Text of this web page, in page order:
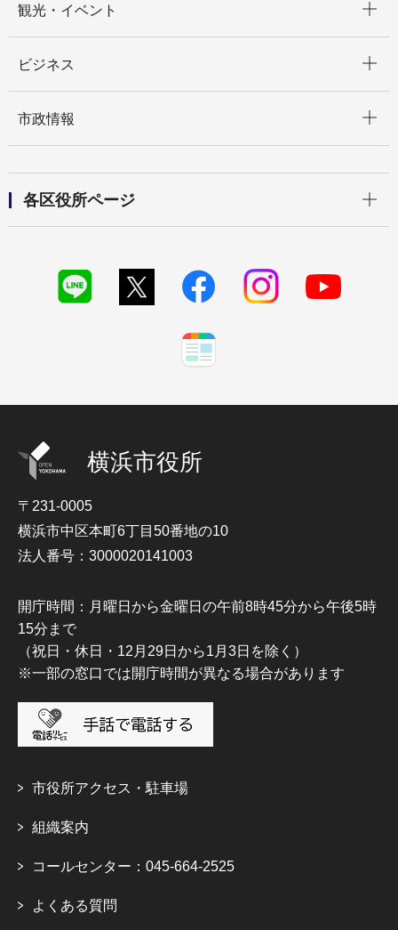
観光・イベント
ビジネス
市政情報
各区役所ページ
横浜市役所
〒231-0005
横浜市中区本町6丁目50番地の10
法人番号：3000020141003
開庁時間：月曜日から金曜日の午前8時45分から午後5時
15分まで
（祝日・休日・12月29日から1月3日を除く）
※一部の窓口では開庁時間が異なる場合があります
市役所アクセス・駐車場
組織案内
コールセンター：045-664-2525
よくある質問